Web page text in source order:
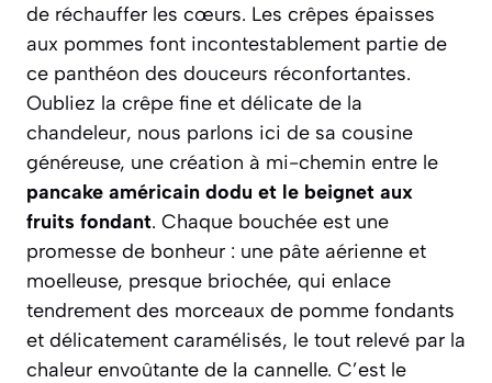
de réchauffer les cœurs. Les crêpes épaisses
aux pommes font incontestablement partie de
ce panthéon des douceurs réconfortantes.
Oubliez la crêpe fine et délicate de la
chandeleur, nous parlons ici de sa cousine
généreuse, une création à mi-chemin entre le
pancake américain dodu et le beignet aux
fruits fondant. Chaque bouchée est une
promesse de bonheur : une pâte aérienne et
moelleuse, presque briochée, qui enlace
tendrement des morceaux de pomme fondants
et délicatement caramélisés, le tout relevé par la
chaleur envoûtante de la cannelle. C’est le